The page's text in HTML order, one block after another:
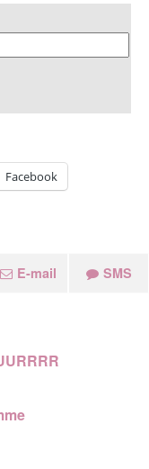
Facebook
E-mail SMS